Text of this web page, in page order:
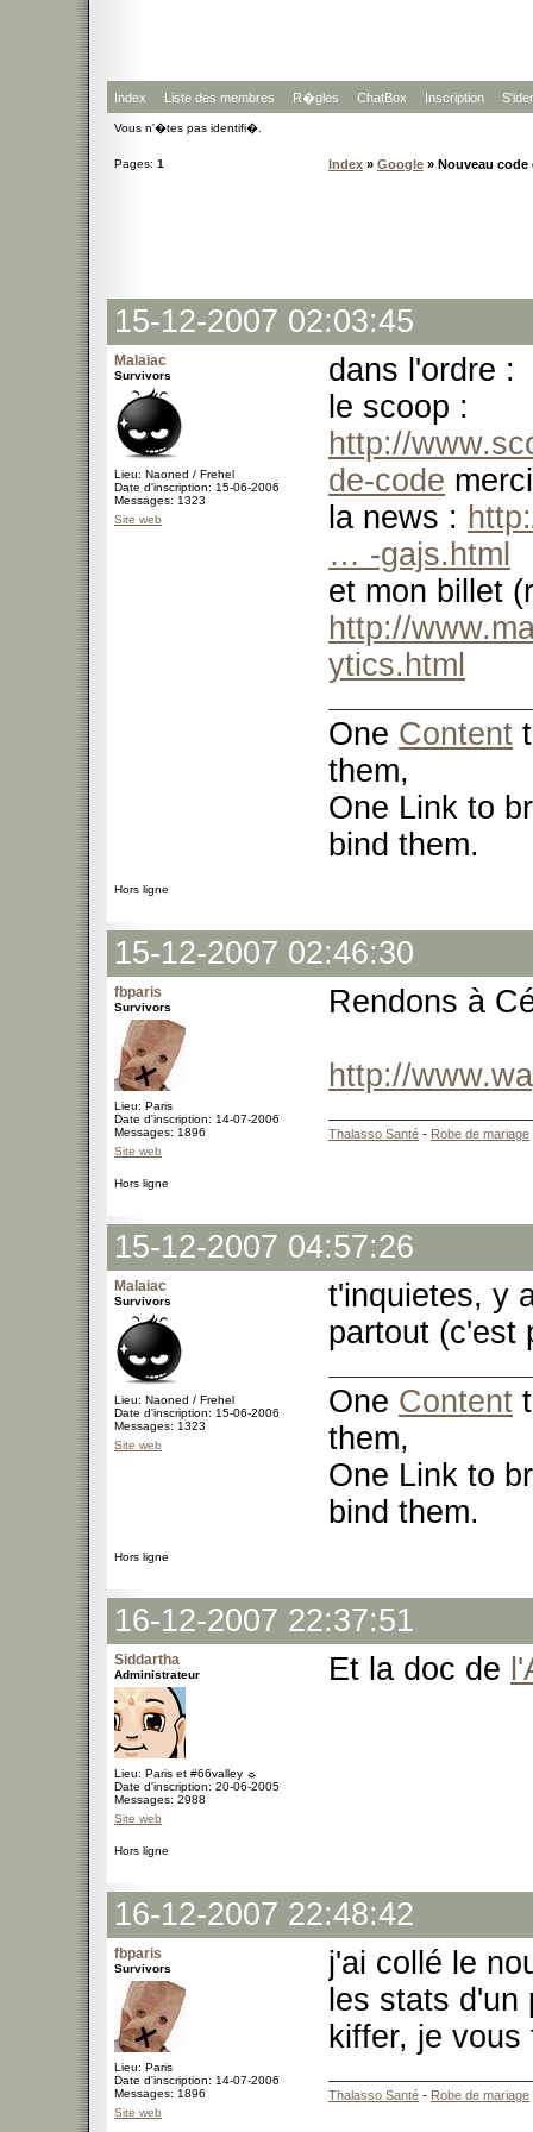
Index Liste des membres R�gles ChatBox Inscription
Vous n'�tes pas identifi�.
Pages: 1 Index » Google » Nouveau
15-12-2007 02:03:45
Malaiac
Survivors
Lieu: Naoned / Frehel
Date d'inscription: 15-06-2006
Messages: 1323
Site web
dans l'ordre :
le scoop :
http://
de-code
la news :
… -gajs.html
et mon billet
http://
ytics.html
One Content
them,
One Link to
bind them.
Hors ligne
15-12-2007 02:46:30
fbparis
Survivors
Lieu: Paris
Date d'inscription: 14-07-2006
Messages: 1896
Site web
Rendons à
http://
Thalasso Santé - Robe de mariage
Hors ligne
15-12-2007 04:57:26
Malaiac
Survivors
Lieu: Naoned / Frehel
Date d'inscription: 15-06-2006
Messages: 1323
Site web
t'inquietes, y
partout (c'est
One Content
them,
One Link to
bind them.
Hors ligne
16-12-2007 22:37:51
Siddartha
Administrateur
Lieu: Paris et #66valley ☼
Date d'inscription: 20-06-2005
Messages: 2988
Site web
Et la doc de
Hors ligne
16-12-2007 22:48:42
fbparis
Survivors
Lieu: Paris
Date d'inscription: 14-07-2006
Messages: 1896
Site web
j'ai collé le
les stats
kiffer, je
Thalasso Santé - Robe de mariage